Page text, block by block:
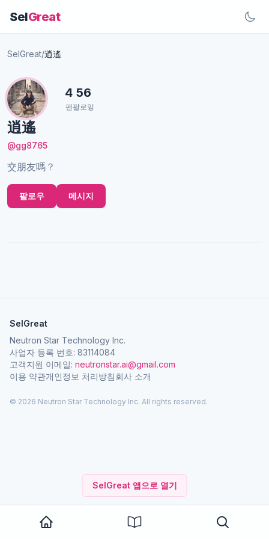
SelGreat
SelGreat 앱으로 열기
SelGreat/逍遙
逍遙
@gg8765
交朋友嗎？
4
팬
56
팔로잉
팔로우 메시지
SelGreat
Neutron Star Technology Inc.
사업자 등록 번호: 83114084
고객지원 이메일: neutronstar.ai@gmail.com
이용 약관개인정보 처리방침회사 소개
© 2026 Neutron Star Technology Inc. All rights reserved.